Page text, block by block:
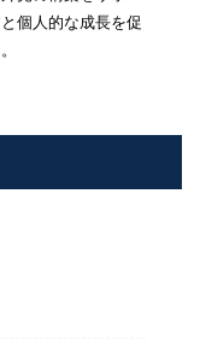
個人的な成長を促